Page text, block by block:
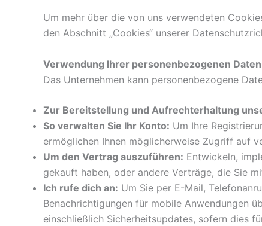
Um mehr über die von uns verwendeten
den Abschnitt „Cookies“ unserer
Verwendung Ihrer personenbezogenen Daten
Das Unternehmen kann personenbezogene
Zur Bereitstellung und Aufrechterhaltung
So verwalten Sie Ihr Konto: Um Ihre
ermöglichen Ihnen möglicherweise Zugriff auf
Um den Vertrag auszuführen: Entwickeln,
gekauft haben, oder andere Verträge, die Sie
Ich rufe dich an: Um Sie per E-Mail,
Benachrichtigungen für mobile Anwendungen
einschließlich Sicherheitsupdates, sofern dies